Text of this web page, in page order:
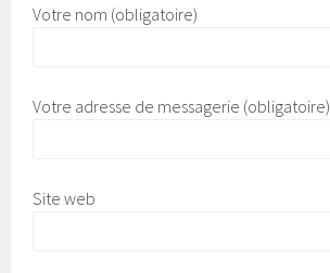
Votre nom (obligatoire)
Votre adresse de messagerie (obligatoire)
Site web